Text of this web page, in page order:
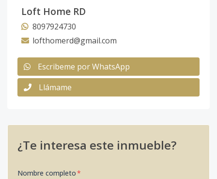
Loft Home RD
8097924730
lofthomerd@gmail.com
Escribeme por WhatsApp
Llámame
¿Te interesa este inmueble?
Nombre completo*